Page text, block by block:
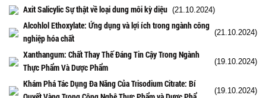
Axit Salicylic Sự thật về loại dung môi kỳ diệu (21.10.2024)
Alcohlol Ethoxylate: Ứng dụng và lợi ích trong ngành công
nghiệp hóa chất
(21.10.2024)
Xanthangum: Chất Thay Thế Đáng Tin Cậy Trong Ngành
Thực Phẩm Và Dược Phẩm
(19.10.2024)
Khám Phá Tác Dụng Đa Năng Của Trisodium Citrate: Bí
(19.10.2024)